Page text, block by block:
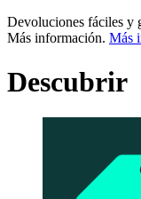
Devoluciones fáciles y
Más información. Más
Descubrir